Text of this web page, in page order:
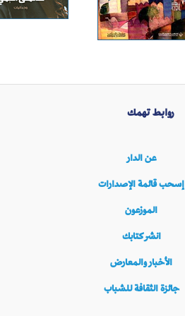
روابط تهمك
عن الدار
إسحب قائمة الإصدارات
الموزعون
انشر كتابك
الأخبار والمعارض
جائزة الثقافة للشباب